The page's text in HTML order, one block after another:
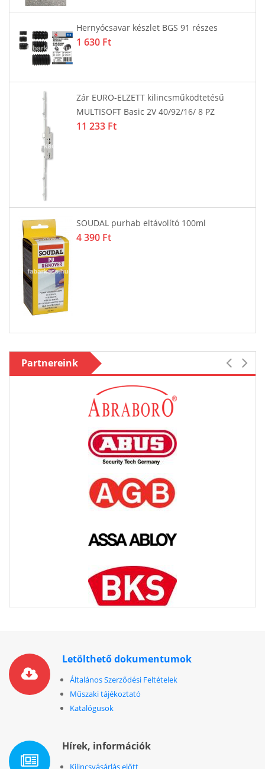
Hernyócsavar készlet BGS 91 részes
1 630 Ft
Zár EURO-ELZETT kilincsműködtetésű
MULTISOFT Basic 2V 40/92/16/ 8 PZ
11 233 Ft
SOUDAL purhab eltávolító 100ml
4 390 Ft
Partnereink
Letölthető dokumentumok
Általános Szerződési Feltételek
Műszaki tájékoztató
Katalógusok
Hírek, információk
Kilincsvásárlás előtt